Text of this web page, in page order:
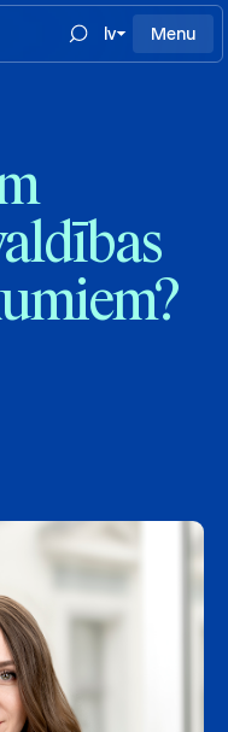
lv Menu